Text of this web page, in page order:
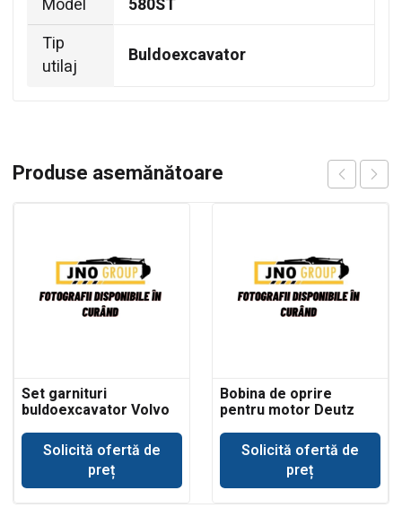
Model
580ST
Tip
utilaj
Buldoexcavator
Produse asemănătoare
Set garnituri
buldoexcavator Volvo
cupa incarcare
Solicită ofertă de
preț
Bobina de oprire
pentru motor Deutz
Solicită ofertă de
preț